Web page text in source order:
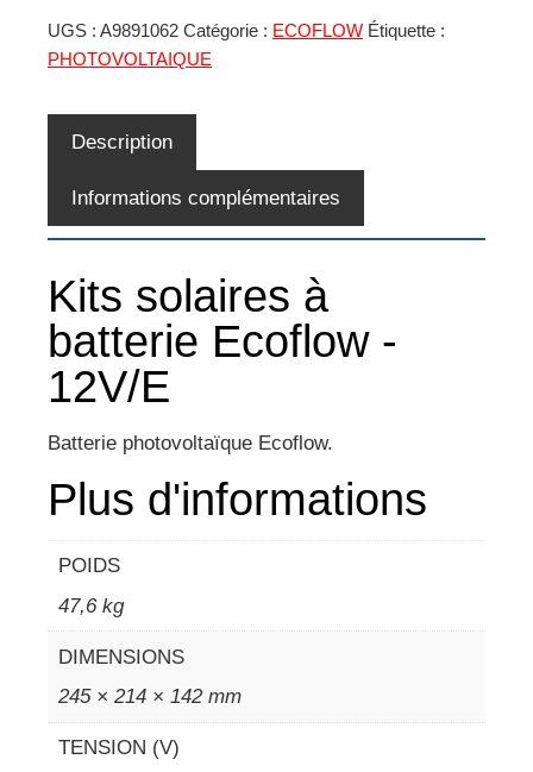
UGS : A9891062 Catégorie : ECOFLOW Étiquette :
PHOTOVOLTAIQUE
Description
Informations complémentaires
Kits solaires à
batterie Ecoflow -
12V/E
Batterie photovoltaïque Ecoflow.
Plus d'informations
POIDS
47,6 kg
DIMENSIONS
245 × 214 × 142 mm
TENSION (V)